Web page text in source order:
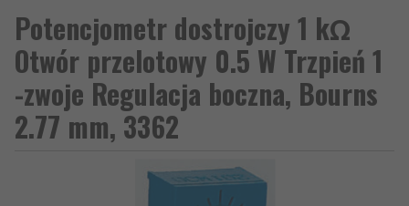
Potencjometr dostrojczy 1 kΩ
Otwór przelotowy 0.5 W Trzpień 1
-zwoje Regulacja boczna, Bourns
2.77 mm, 3362